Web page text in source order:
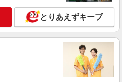
円〜2062円 ＜日払い有/週払い有/交
ガソリン代含む)＞
区
詳細を見る
NEW
とりあえずキープ